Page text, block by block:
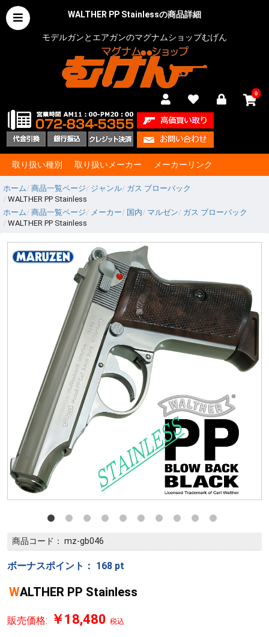
WALTHER PP Stainlessの商品詳細
モデルガンとエアガンのマグナムショップむげん
0
取り扱い種別 取り扱いメーカー メーカーリンク
ホーム 商品一覧ページ ジャンル ガス ブローバック
WALTHER PP Stainless
ホーム 商品一覧ページ メーカー 国内 マルゼン
ガス ブローバック
WALTHER PP Stainless
商品コード： mz-gb046
ボーナスポイント： 168 pt
WALTHER PP Stainless
販売価格: ￥18,480 税込